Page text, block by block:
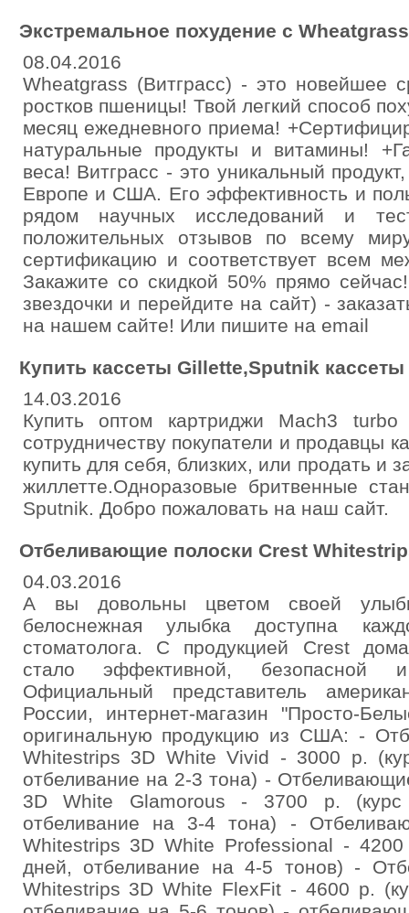
Экстремальное похудение с Wheatgrass
08.04.2016
Wheatgrass (Витграсс) - это новейшее
ростков пшеницы! Твой легкий способ
месяц ежедневного приема!
натуральные продукты и витамины!
веса! Витграсс - это уникальный
Европе и США. Его эффективность и
рядом научных исследований и
положительных отзывов по всему
сертификацию и соответствует всем
Закажите со скидкой 50% прямо
звездочки и перейдите на сайт) -
на нашем сайте! Или пишите на email
Купить кассеты Gillette,Sputnik
14.03.2016
Купить оптом картриджи Mach3
сотрудничеству покупатели и продавцы
купить для себя, близких, или продать и
жиллетте.Одноразовые бритвенные
Sputnik. Добро пожаловать на наш сайт.
Отбеливающие полоски Crest
04.03.2016
А вы довольны цветом своей
белоснежная улыбка доступна
стоматолога. С продукцией Crest
стало эффективной, безопасной
Официальный представитель
России, интернет-магазин "Просто-
оригинальную продукцию из США: -
Whitestrips 3D White Vivid - 3000 р.
отбеливание на 2-3 тона) -
3D White Glamorous - 3700 р.
отбеливание на 3-4 тона) -
Whitestrips 3D White Professional -
дней, отбеливание на 4-5 тонов) -
Whitestrips 3D White FlexFit - 4600 р.